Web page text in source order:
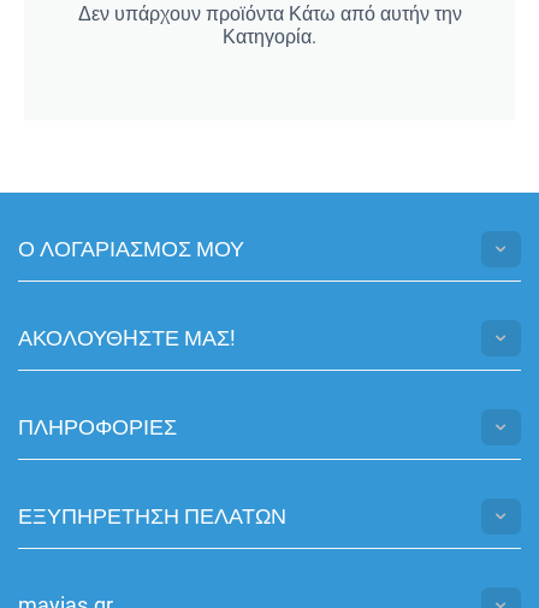
Δεν υπάρχουν προϊόντα Κάτω από αυτήν την
Κατηγορία.
Ο ΛΟΓΑΡΙΑΣΜΟΣ ΜΟΥ
ΑΚΟΛΟΥΘHΣΤΕ ΜΑΣ!
ΠΛΗΡΟΦΟΡΙΕΣ
ΕΞΥΠΗΡΕΤΗΣΗ ΠΕΛΑΤΩΝ